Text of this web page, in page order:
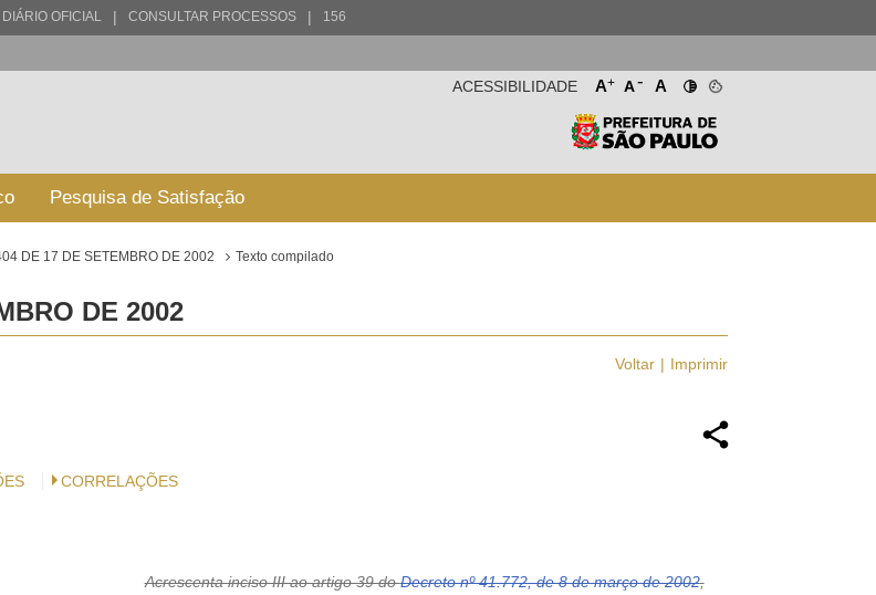
DIÁRIO OFICIAL | CONSULTAR PROCESSOS | 156
A+ A- A
ACESSIBILIDADE
Pesquisa de Satisfação
DE 17 DE SETEMBRO DE 2002 Texto compilado
DE 2002
Voltar Imprimir
CORRELAÇÕES
Acrescenta inciso III ao artigo 39 doDecreto nº 41.772, de 8 de março de 2002,